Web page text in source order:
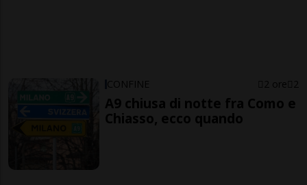
CONFINE 2 ore 2
A9 chiusa di notte fra Como e
Chiasso, ecco quando